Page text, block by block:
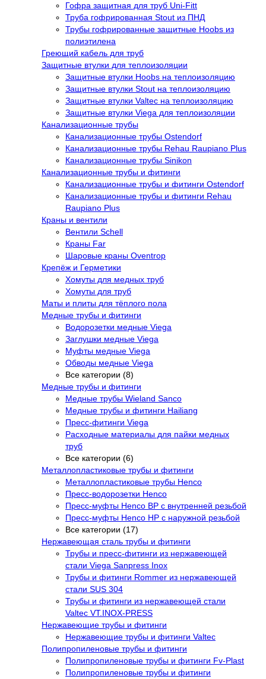
Гофра защитная для труб Uni-Fitt
Труба гофрированная Stout из ПНД
Трубы гофрированные защитные Hoobs из
полиэтилена
Греющий кабель для труб
Защитные втулки для теплоизоляции
Защитные втулки Hoobs на теплоизоляцию
Защитные втулки Stout на теплоизоляцию
Защитные втулки Valtec на теплоизоляцию
Защитные втулки Viega для теплоизоляции
Канализационные трубы
Канализационные трубы Ostendorf
Канализационные трубы Rehau Raupiano Plus
Канализационные трубы Sinikon
Канализационные трубы и фитинги
Канализационные трубы и фитинги Ostendorf
Канализационные трубы и фитинги Rehau
Raupiano Plus
Краны и вентили
Вентили Schell
Краны Far
Шаровые краны Oventrop
Крепёж и Герметики
Хомуты для медных труб
Хомуты для труб
Маты и плиты для тёплого пола
Медные трубы и фитинги
Водорозетки медные Viega
Заглушки медные Viega
Муфты медные Viega
Обводы медные Viega
Все категории (8)
Медные трубы и фитинги
Медные трубы Wieland Sanco
Медные трубы и фитинги Hailiang
Пресс-фитинги Viega
Расходные материалы для пайки медных
труб
Все категории (6)
Металлопластиковые трубы и фитинги
Металлопластиковые трубы Henco
Пресс-водорозетки Henco
Пресс-муфты Henco ВР с внутренней резьбой
Пресс-муфты Henco НР с наружной резьбой
Все категории (17)
Нержавеющая сталь трубы и фитинги
Трубы и пресс-фитинги из нержавеющей
стали Viega Sanpress Inox
Трубы и фитинги Rommer из нержавеющей
стали SUS 304
Трубы и фитинги из нержавеющей стали
Valtec VT.INOX-PRESS
Нержавеющие трубы и фитинги
Нержавеющие трубы и фитинги Valtec
Полипропиленовые трубы и фитинги
Полипропиленовые трубы и фитинги Fv-Plast
Полипропиленовые трубы и фитинги